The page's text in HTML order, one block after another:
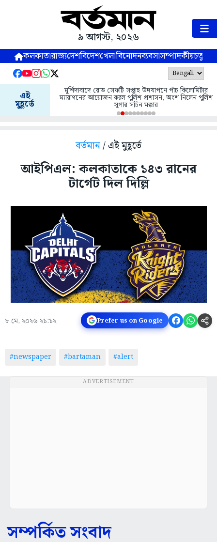
৯ আগস্ট, ২০২৬
কলকাতারাজ্যদেশবিদেশখেলাবিনোদনব্যবসাসম্পাদকীয়
এই
মুহূর্তে
মুর্শিদাবাদে রোড সেফটি সপ্তাহ উদযাপনে পাঁচ কিলোমিটার
ম্যারাথনের আয়োজন করল পুলিশ প্রশাসন, অংশ নিলেন পুলিশ
সুপার সচিন মক্কার
বর্তমান/ এই মুহূর্তে
আইপিএল: কলকাতাকে ১৪৩ রানের
টার্গেট দিল দিল্লি
৮ মে, ২০২৬ ২১:১২ Prefer us on Google
#newspaper #bartaman #alert
ADVERTISEMENT
সম্পর্কিত সংবাদ